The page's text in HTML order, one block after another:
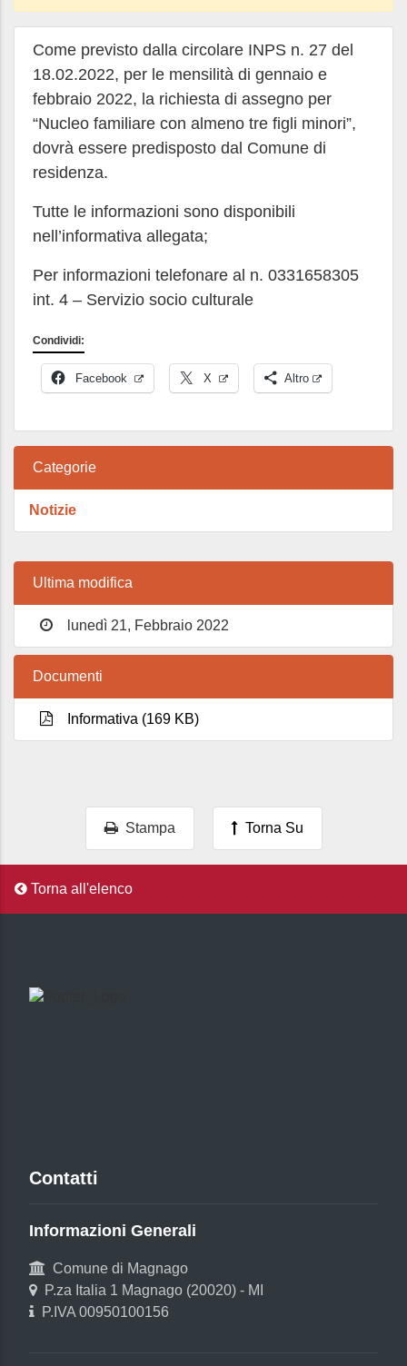
Come previsto dalla circolare INPS n. 27 del
18.02.2022, per le mensilità di gennaio e
febbraio 2022, la richiesta di assegno per
“Nucleo familiare con almeno tre figli minori”,
dovrà essere predisposto dal Comune di
residenza.
Tutte le informazioni sono disponibili
nell’informativa allegata;
Per informazioni telefonare al n. 0331658305
int. 4 – Servizio socio culturale
Condividi:
Facebook X Altro
Categorie
Notizie
Ultima modifica
lunedì 21, Febbraio 2022
Documenti
Informativa (169 KB)
Stampa Torna Su
Torna all'elenco
Contatti
Informazioni Generali
Comune di Magnago
P.za Italia 1 Magnago (20020) - MI
P.IVA 00950100156